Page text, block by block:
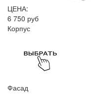
ЦЕНА:
6 750 руб
Корпус
Фасад